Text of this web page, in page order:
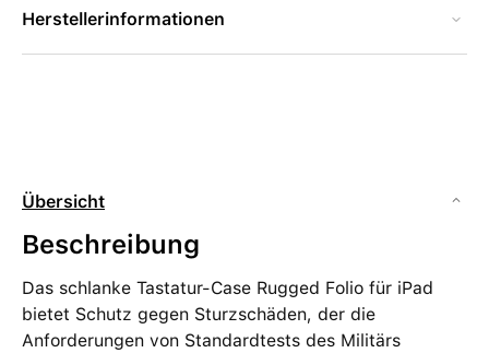
Herstellerinformationen
Übersicht
Beschreibung
Das schlanke Tastatur-Case Rugged Folio für iPad
bietet Schutz gegen Sturzschäden, der die
Anforderungen von Standardtests des Militärs